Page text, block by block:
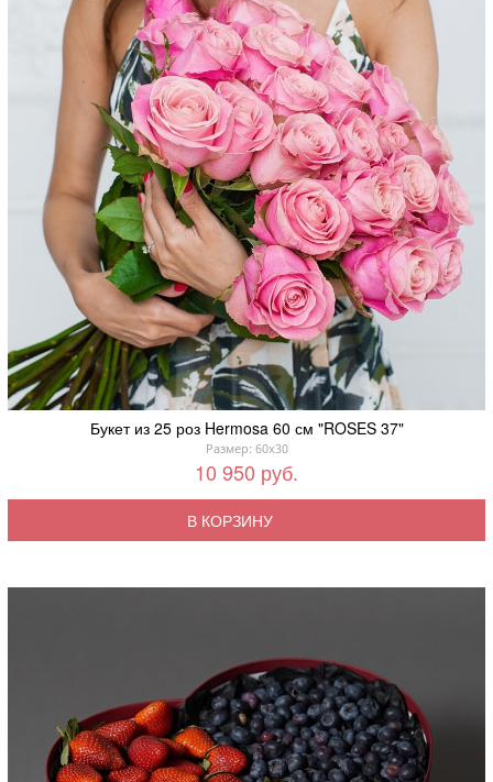
Букет из 25 роз Hermosa 60 см "ROSES 37"
Размер: 60x30
10 950 руб.
В КОРЗИНУ